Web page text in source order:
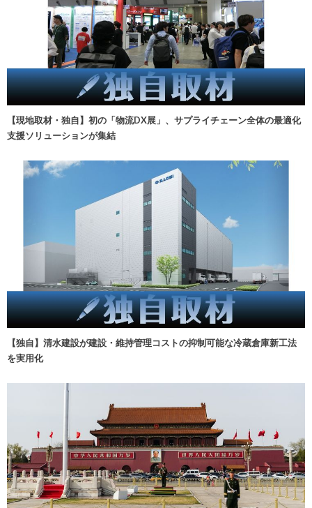
【現地取材・独自】初の「物流DX展」、サプライチェーン全体の最適化
支援ソリューションが集結
【独自】清水建設が建設・維持管理コストの抑制可能な冷蔵倉庫新工法
を実用化